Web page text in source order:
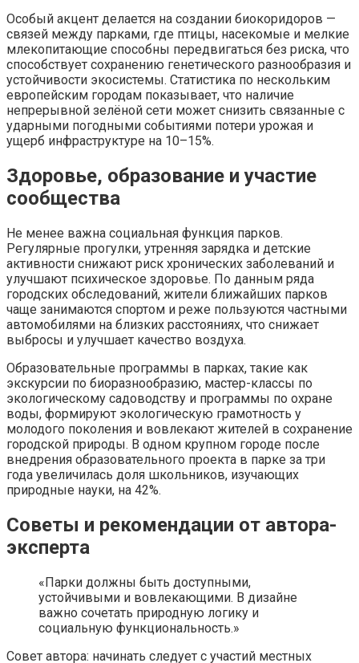
Особый акцент делается на создании биокоридоров —
связей между парками, где птицы, насекомые и мелкие
млекопитающие способны передвигаться без риска, что
способствует сохранению генетического разнообразия и
устойчивости экосистемы. Статистика по нескольким
европейским городам показывает, что наличие
непрерывной зелёной сети может снизить связанные с
ударными погодными событиями потери урожая и
ущерб инфраструктуре на 10–15%.
Здоровье, образование и участие
сообщества
Не менее важна социальная функция парков.
Регулярные прогулки, утренняя зарядка и детские
активности снижают риск хронических заболеваний и
улучшают психическое здоровье. По данным ряда
городских обследований, жители ближайших парков
чаще занимаются спортом и реже пользуются частными
автомобилями на близких расстояниях, что снижает
выбросы и улучшает качество воздуха.
Образовательные программы в парках, такие как
экскурсии по биоразнообразию, мастер-классы по
экологическому садоводству и программы по охране
воды, формируют экологическую грамотность у
молодого поколения и вовлекают жителей в сохранение
городской природы. В одном крупном городе после
внедрения образовательного проекта в парке за три
года увеличилась доля школьников, изучающих
природные науки, на 42%.
Советы и рекомендации от автора-
эксперта
«Парки должны быть доступными,
устойчивыми и вовлекающими. В дизайне
важно сочетать природную логику и
социальную функциональность.»
Совет автора: начинать следует с участий местных